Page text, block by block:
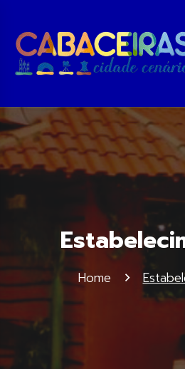
Home